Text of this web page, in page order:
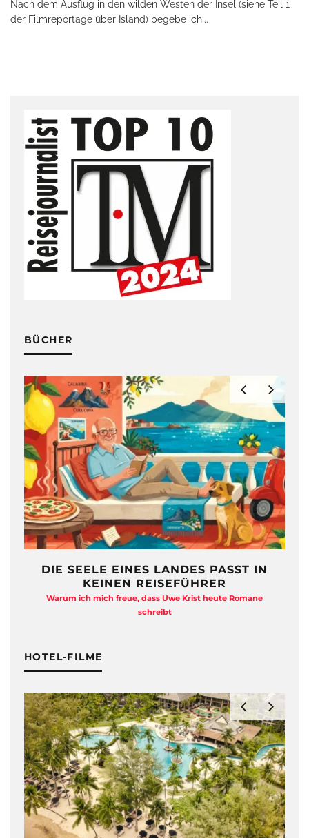
Nach dem Ausflug in den wilden Westen der Insel (siehe Teil 1
der Filmreportage über Island) begebe ich...
BÜCHER
DIE SEELE EINES LANDES PASST IN
KEINEN REISEFÜHRER
Warum ich mich freue, dass Uwe Krist heute Romane
schreibt
HOTEL-FILME